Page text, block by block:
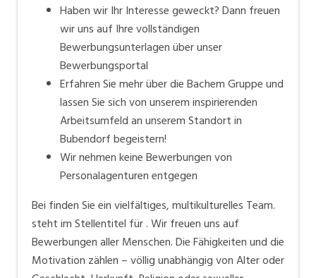
Haben wir Ihr Interesse geweckt? Dann freuen
wir uns auf Ihre vollständigen
Bewerbungsunterlagen über unser
Bewerbungsportal
Erfahren Sie mehr über die Bachem Gruppe und
lassen Sie sich von unserem inspirierenden
Arbeitsumfeld an unserem Standort in
Bubendorf begeistern!
Wir nehmen keine Bewerbungen von
Personalagenturen entgegen
Bei finden Sie ein vielfältiges, multikulturelles Team.
steht im Stellentitel für . Wir freuen uns auf
Bewerbungen aller Menschen. Die Fähigkeiten und die
Motivation zählen – völlig unabhängig von Alter oder